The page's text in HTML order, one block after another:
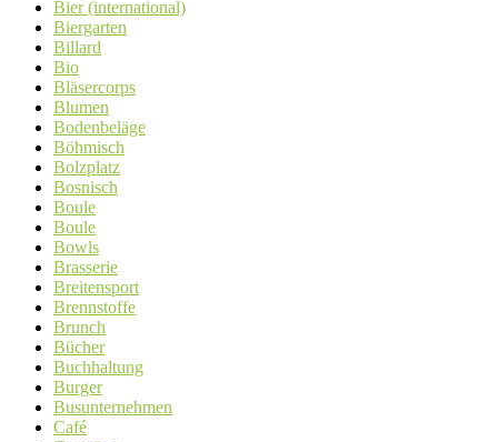
Bier (international)
Biergarten
Billard
Bio
Bläsercorps
Blumen
Bodenbeläge
Böhmisch
Bolzplatz
Bosnisch
Boule
Boule
Bowls
Brasserie
Breitensport
Brennstoffe
Brunch
Bücher
Buchhaltung
Burger
Busunternehmen
Café